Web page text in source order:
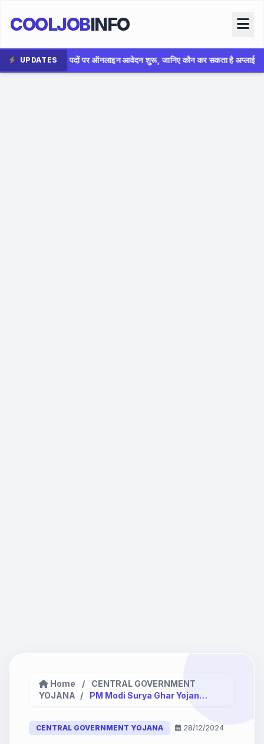
COOLJOBINFO
UPDATES
आवेदन शुरू, जानिए कौन कर सकता है अप्लाई ✦ AIIMS
Home /
CENTRAL GOVERNMENT
YOJANA / PM Modi Surya Ghar Yojana...
CENTRAL GOVERNMENT YOJANA 28/12/2024